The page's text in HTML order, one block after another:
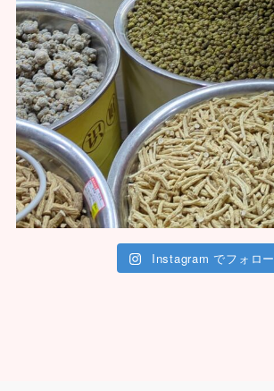
Instagram でフォロー